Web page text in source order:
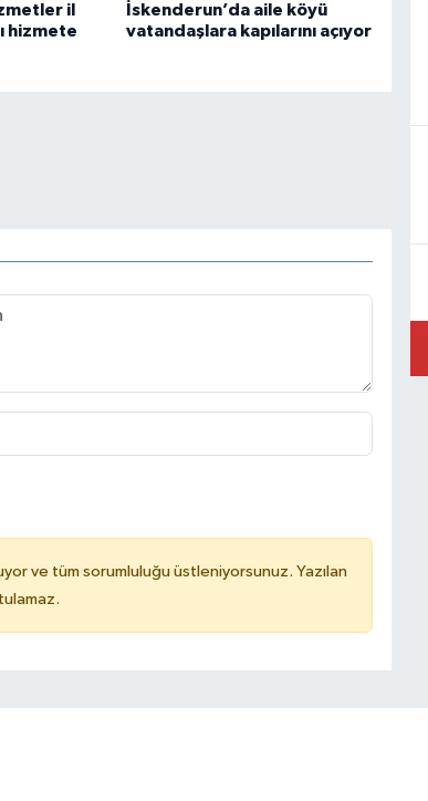
il
hizmete
İskenderun’da aile köyü
vatandaşlara kapılarını açıyor
ve tüm sorumluluğu üstleniyorsunuz. Yazılan